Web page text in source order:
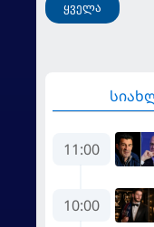
ყველა
11:00
10:00